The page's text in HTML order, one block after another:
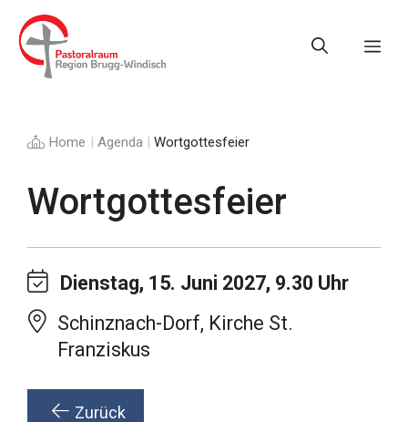
zum
Inhalt
Home | Agenda | Wortgottesfeier
Wortgottesfeier
Dienstag, 15. Juni 2027, 9.30 Uhr
Schinznach-Dorf, Kirche St.
Franziskus
Zurück